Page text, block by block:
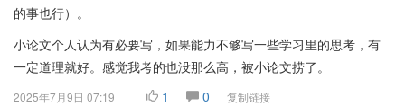
的事也行）。
小论文个人认为有必要写，如果能力不够写一些学习里的思考，有
一定道理就好。感觉我考的也没那么高，被小论文捞了。
2025年7月9日 07:19 1 0 复制链接